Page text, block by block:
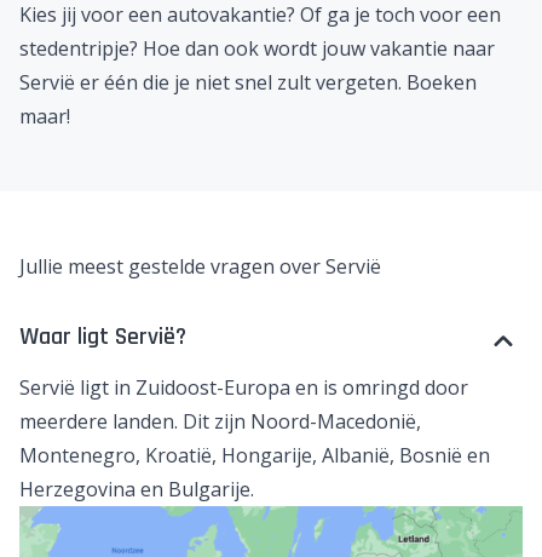
Kies jij voor een autovakantie? Of ga je toch voor een
stedentripje? Hoe dan ook wordt jouw vakantie naar
Servië er één die je niet snel zult vergeten. Boeken
maar!
Jullie meest gestelde vragen over Servië
Waar ligt Servië?
Servië ligt in Zuidoost-Europa en is omringd door
meerdere landen. Dit zijn Noord-Macedonië,
Montenegro, Kroatië, Hongarije, Albanië, Bosnië en
Herzegovina en Bulgarije.